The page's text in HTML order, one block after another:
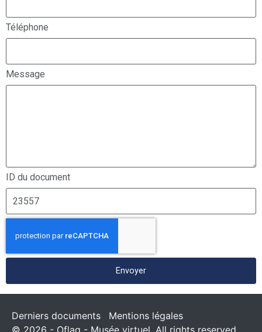
Téléphone
Message
ID du document
Envoyer
Derniers documents
Mentions légales
© 2026 - Oflag - Musée virtuel. All rights reserved.